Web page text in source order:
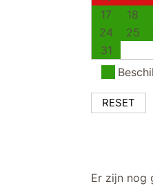
17
18
24
25
31
RESET
Er zijn nog